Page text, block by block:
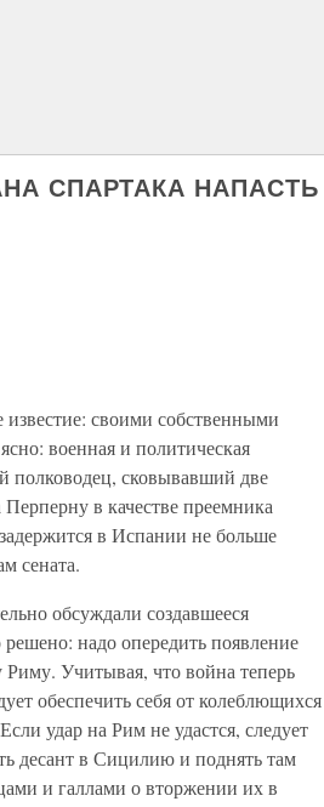
СПАРТАКА НАПАСТЬ
своими собственными
военная и политическая
полководец, сковывавший две
в качестве преемника
в Испании не больше
сената.
обсуждали создавшееся
надо опередить появление
Учитывая, что война теперь
обеспечить себя от колеблющихся
удар на Рим не удастся, следует
десант в Сицилию и поднять там
и галлами о вторжении их в